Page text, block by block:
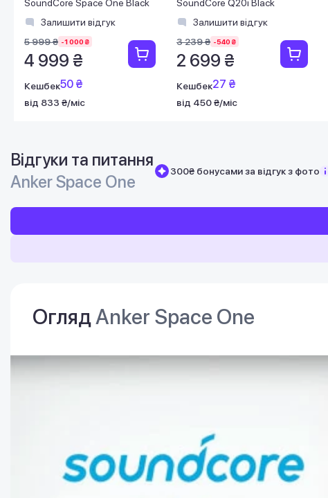
SoundСore Space One Black
Залишити відгук
5 999 ₴ -1 000 ₴
4 999 ₴
Кешбек50 ₴
від 833 ₴/міс
SoundСore Q20i Black
Залишити відгук
3 239 ₴ -540 ₴
2 699 ₴
Кешбек27 ₴
від 450 ₴/міс
Відгуки та питання
Anker Space One
300₴ бонусами за відгук з фото
ОглядAnker Space One